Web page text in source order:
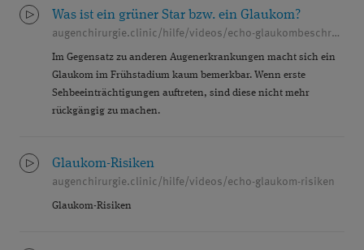
Was ist ein grüner Star bzw. ein Glaukom?
augenchirurgie.clinic/hilfe/videos/echo-glaukombeschreibung
Im Gegensatz zu anderen Augenerkrankungen macht sich ein
Glaukom im Frühstadium kaum bemerkbar. Wenn erste
Sehbeeinträchtigungen auftreten, sind diese nicht mehr
rückgängig zu machen.
Glaukom-Risiken
augenchirurgie.clinic/hilfe/videos/echo-glaukom-risiken
Glaukom-Risiken